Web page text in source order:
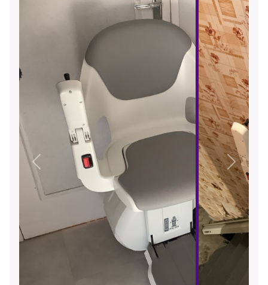
Précédent Suivant